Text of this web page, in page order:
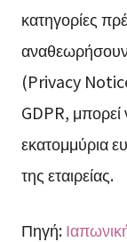
κατηγορίες
(Privacy
GDPR, μπορεί
εκατομμύρια
της εταιρείας.
Πηγή: